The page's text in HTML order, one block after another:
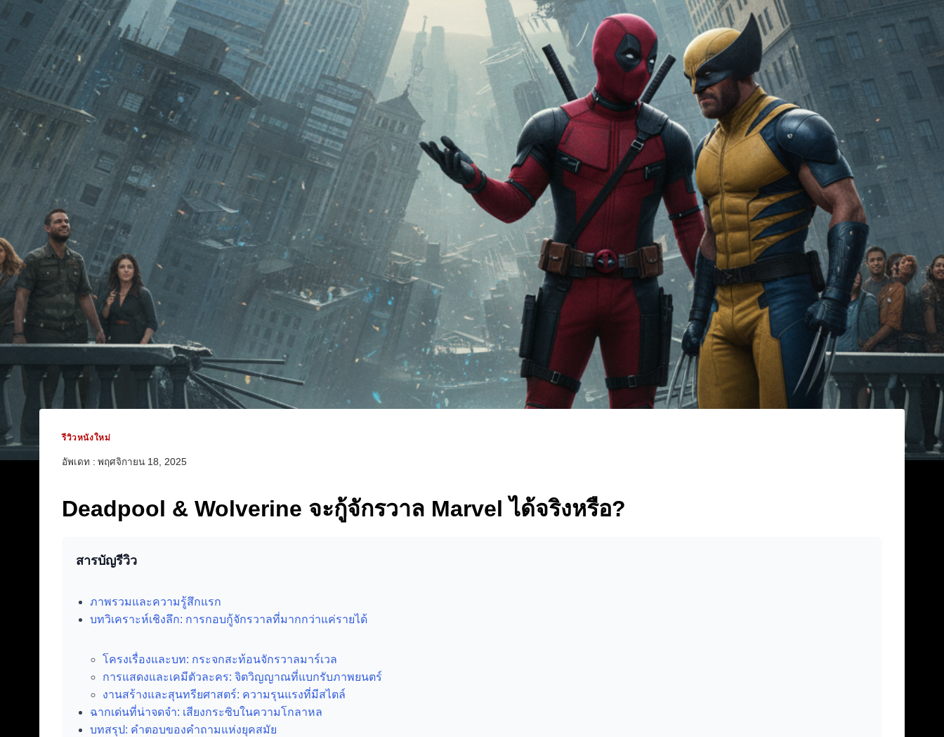
รีวิวหนังใหม่
อัพเดท : พฤศจิกายน 18, 2025
Deadpool & Wolverine จะกู้จักรวาล Marvel ได้จริงหรือ?
สารบัญรีวิว
ภาพรวมและความรู้สึกแรก
บทวิเคราะห์เชิงลึก: การกอบกู้จักรวาลที่มากกว่าแค่รายได้
โครงเรื่องและบท: กระจกสะท้อนจักรวาลมาร์เวล
การแสดงและเคมีตัวละคร: จิตวิญญาณที่แบกรับภาพยนตร์
งานสร้างและสุนทรียศาสตร์: ความรุนแรงที่มีสไตล์
ฉากเด่นที่น่าจดจำ: เสียงกระซิบในความโกลาหล
บทสรุป: คำตอบของคำถามแห่งยุคสมัย